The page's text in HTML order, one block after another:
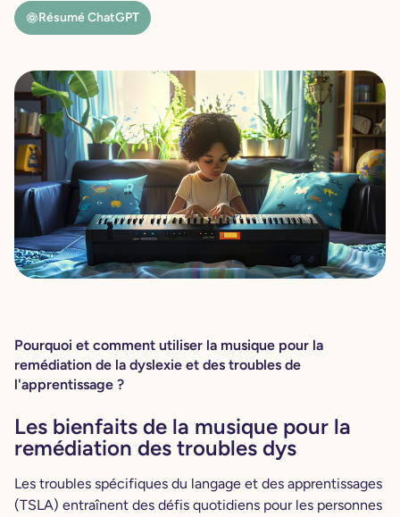
Résumé ChatGPT
Pourquoi et comment utiliser la musique pour la
remédiation de la dyslexie et des troubles de
l'apprentissage ?
Les bienfaits de la musique pour la
remédiation des troubles dys
Les troubles spécifiques du langage et des apprentissages
(TSLA) entraînent des défis quotidiens pour les personnes